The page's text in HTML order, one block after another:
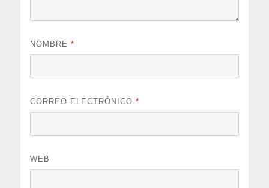
NOMBRE*
CORREO ELECTRÓNICO*
WEB